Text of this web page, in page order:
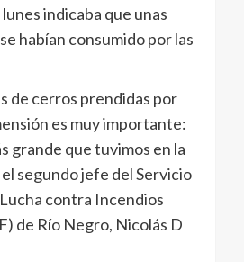
indicaba que unas
habían consumido por las
de cerros prendidas por
es muy importante:
grande que tuvimos en la
segundo jefe del Servicio
contra Incendios
de Río Negro, Nicolás D